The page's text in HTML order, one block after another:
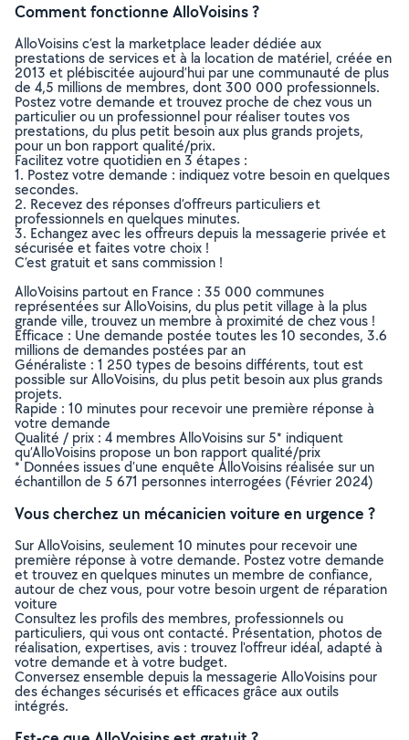
Comment fonctionne AlloVoisins ?
AlloVoisins c’est la marketplace leader dédiée aux
prestations de services et à la location de matériel, créée en
2013 et plébiscitée aujourd’hui par une communauté de plus
de 4,5 millions de membres, dont 300 000 professionnels.
Postez votre demande et trouvez proche de chez vous un
particulier ou un professionnel pour réaliser toutes vos
prestations, du plus petit besoin aux plus grands projets,
pour un bon rapport qualité/prix.
Facilitez votre quotidien en 3 étapes :
1. Postez votre demande : indiquez votre besoin en quelques
secondes.
2. Recevez des réponses d’offreurs particuliers et
professionnels en quelques minutes.
3. Echangez avec les offreurs depuis la messagerie privée et
sécurisée et faites votre choix !
C’est gratuit et sans commission !
AlloVoisins partout en France : 35 000 communes
représentées sur AlloVoisins, du plus petit village à la plus
grande ville, trouvez un membre à proximité de chez vous !
Efficace : Une demande postée toutes les 10 secondes, 3.6
millions de demandes postées par an
Généraliste : 1 250 types de besoins différents, tout est
possible sur AlloVoisins, du plus petit besoin aux plus grands
projets.
Rapide : 10 minutes pour recevoir une première réponse à
votre demande
Qualité / prix : 4 membres AlloVoisins sur 5* indiquent
qu’AlloVoisins propose un bon rapport qualité/prix
* Données issues d’une enquête AlloVoisins réalisée sur un
échantillon de 5 671 personnes interrogées (Février 2024)
Vous cherchez un mécanicien voiture en urgence ?
Sur AlloVoisins, seulement 10 minutes pour recevoir une
première réponse à votre demande. Postez votre demande
et trouvez en quelques minutes un membre de confiance,
autour de chez vous, pour votre besoin urgent de réparation
voiture
Consultez les profils des membres, professionnels ou
particuliers, qui vous ont contacté. Présentation, photos de
réalisation, expertises, avis : trouvez l'offreur idéal, adapté à
votre demande et à votre budget.
Conversez ensemble depuis la messagerie AlloVoisins pour
des échanges sécurisés et efficaces grâce aux outils
intégrés.